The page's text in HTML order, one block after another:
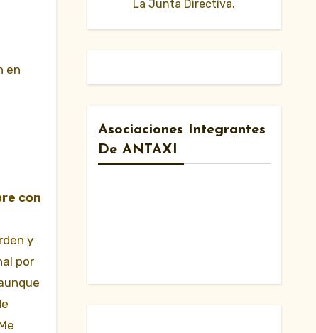
en
con
y
por
La Junta Directiva.
Asociaciones Integrantes
De ANTAXI